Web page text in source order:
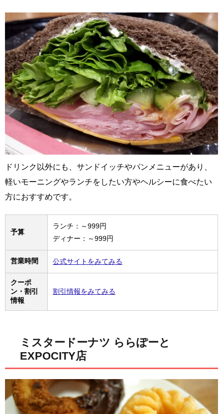
ドリンク以外にも、サンドイッチやパンメニューがあり、
軽いモーニングやランチをしたい方やヘルシーに食べたい
方におすすめです。
予算
ランチ：～999円
ディナー：～999円
営業時間 公式サイトをみてみる
クーポ
ン・割引
情報
割引情報をみてみる
ミスタードーナツ ららぽーと
EXPOCITY店